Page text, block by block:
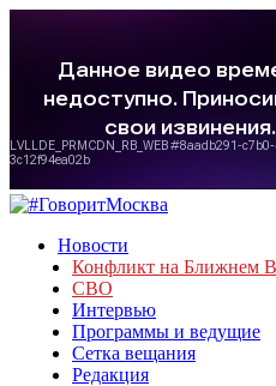
Новости
Конфликт на Ближнем
СВО
Интервью
Программы и ведущие
Сетка вещания
Редакция